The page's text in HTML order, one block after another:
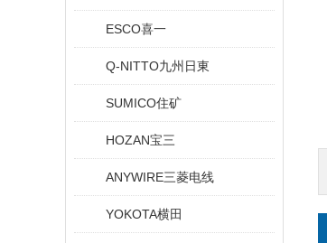
ESCO喜一
Q-NITTO九州日東
SUMICO住矿
HOZAN宝三
ANYWIRE三菱电线
YOKOTA横田